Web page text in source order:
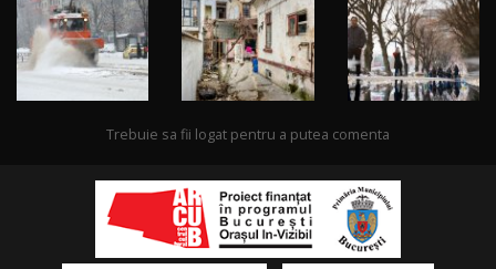
Trebuie sa fii logat pentru a putea comenta